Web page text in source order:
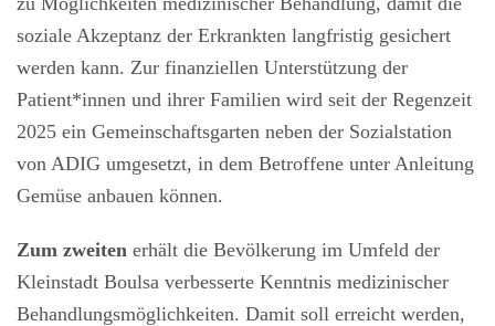
soziale Akzeptanz der Erkrankten langfristig gesichert
werden kann. Zur finanziellen Unterstützung der
Patient*innen und ihrer Familien wird seit der Regenzeit
2025 ein Gemeinschaftsgarten neben der Sozialstation
von ADIG umgesetzt, in dem Betroffene unter Anleitung
Gemüse anbauen können.
Zum zweiten erhält die Bevölkerung im Umfeld der
Kleinstadt Boulsa verbesserte Kenntnis medizinischer
Behandlungsmöglichkeiten. Damit soll erreicht werden,